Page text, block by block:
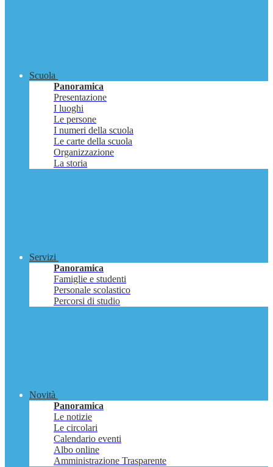
Scuola
Panoramica
Presentazione
I luoghi
Le persone
I numeri della scuola
Le carte della scuola
Organizzazione
La storia
Servizi
Panoramica
Famiglie e studenti
Personale scolastico
Percorsi di studio
Novità
Panoramica
Le notizie
Le circolari
Calendario eventi
Albo online
Amministrazione Trasparente